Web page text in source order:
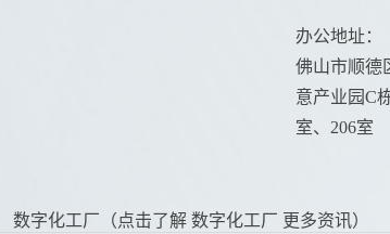
办公地址：
佛山市顺德
意产业园C
室、206室
数字化工厂（点击了解 数字化工厂 更多资讯）